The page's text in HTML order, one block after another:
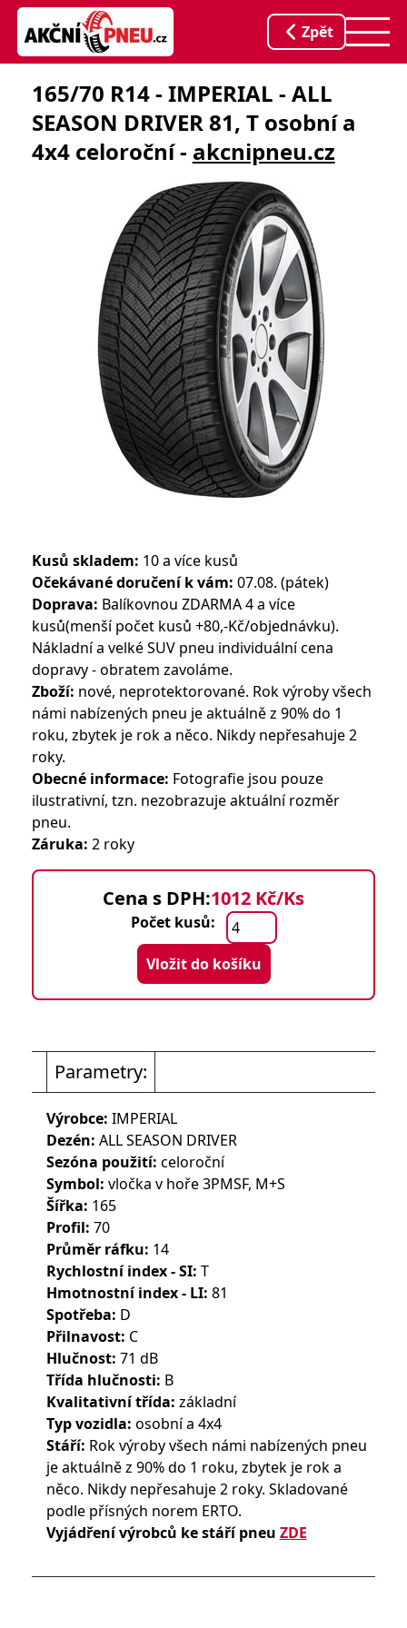
Zpět
165/70 R14 - IMPERIAL - ALL
SEASON DRIVER 81, T osobní a
4x4 celoroční - akcnipneu.cz
Kusů skladem: 10 a více kusů
Očekávané doručení k vám: 07.08. (pátek)
Doprava: Balíkovnou ZDARMA 4 a více
kusů(menší počet kusů +80,-Kč/objednávku).
Nákladní a velké SUV pneu individuální cena
dopravy - obratem zavoláme.
Zboží: nové, neprotektorované. Rok výroby všech
námi nabízených pneu je aktuálně z 90% do 1
roku, zbytek je rok a něco. Nikdy nepřesahuje 2
roky.
Obecné informace: Fotografie jsou pouze
ilustrativní, tzn. nezobrazuje aktuální rozměr
pneu.
Záruka: 2 roky
Cena s DPH:1012 Kč/Ks
Počet kusů:
Vložit do košíku
Parametry:
Výrobce: IMPERIAL
Dezén: ALL SEASON DRIVER
Sezóna použití: celoroční
Symbol: vločka v hoře 3PMSF, M+S
Šířka: 165
Profil: 70
Průměr ráfku: 14
Rychlostní index - SI: T
Hmotnostní index - LI: 81
Spotřeba: D
Přilnavost: C
Hlučnost: 71 dB
Třída hlučnosti: B
Kvalitativní třída: základní
Typ vozidla: osobní a 4x4
Stáří: Rok výroby všech námi nabízených pneu
je aktuálně z 90% do 1 roku, zbytek je rok a
něco. Nikdy nepřesahuje 2 roky. Skladované
podle přísných norem ERTO.
Vyjádření výrobců ke stáří pneu ZDE